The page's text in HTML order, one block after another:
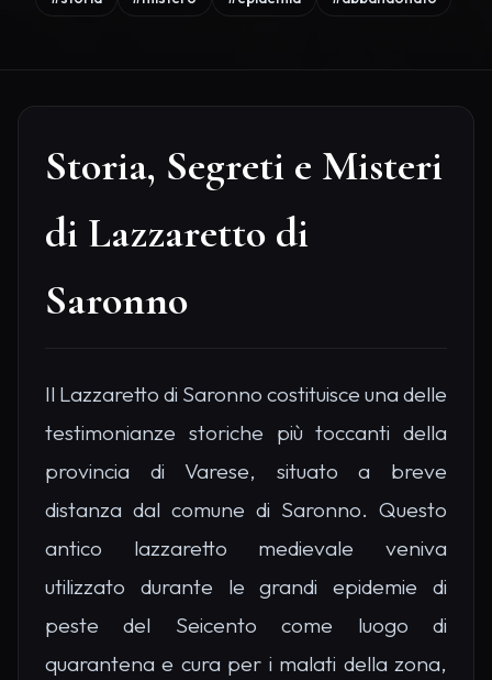
Storia, Segreti e Misteri
di Lazzaretto di
Saronno
Il Lazzaretto di Saronno costituisce una delle
testimonianze storiche più toccanti della
provincia di Varese, situato a breve
distanza dal comune di Saronno. Questo
antico lazzaretto medievale veniva
utilizzato durante le grandi epidemie di
peste del Seicento come luogo di
quarantena e cura per i malati della zona,